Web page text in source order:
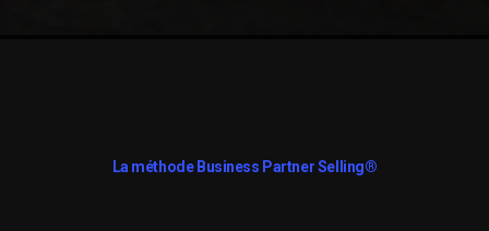
La méthode Business Partner Selling®